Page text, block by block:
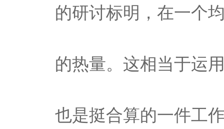
的研讨标明，在一个
的热量。这相当于运
也是挺合算的一件工